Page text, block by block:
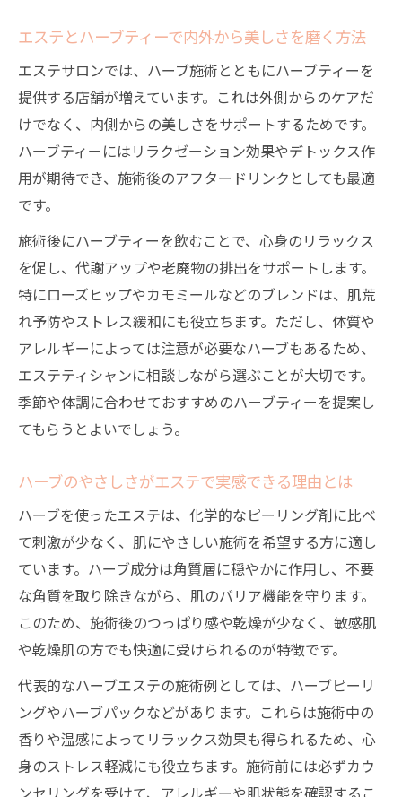
エステで学ぶハーブピーリングの正しい知
識と選び方
エステ後のアフターケアで美肌を保つ秘訣
エステ後の肌を守るハーブアフターケアの
基本
ハーブ施術後におすすめのエステアフター
エステハーブ施術後の自宅ケアで美肌を持
続するコツ
エステで勧められるハーブティーのアフタ
ーケア効果
エステ終了後の美肌維持に役立つハーブの
活用術
自宅で試すハーブエステの魅力とコツ
自宅で実践できるハーブエステの簡単な始
ツを伝授
セルフケアとしてのハーブエステ活用法を
詳しく紹介
自宅ハーブピーリングのメリットと注意点
を解説
む方法
エステとハーブティーで内外から美しさを磨く方法
エステサロンでは、ハーブ施術とともにハーブティーを
提供する店舗が増えています。これは外側からのケアだ
けでなく、内側からの美しさをサポートするためです。
ハーブティーにはリラクゼーション効果やデトックス作
用が期待でき、施術後のアフタードリンクとしても最適
です。
施術後にハーブティーを飲むことで、心身のリラックス
を促し、代謝アップや老廃物の排出をサポートします。
特にローズヒップやカモミールなどのブレンドは、肌荒
れ予防やストレス緩和にも役立ちます。ただし、体質や
アレルギーによっては注意が必要なハーブもあるため、
エステティシャンに相談しながら選ぶことが大切です。
季節や体調に合わせておすすめのハーブティーを提案し
てもらうとよいでしょう。
ハーブのやさしさがエステで実感できる理由とは
ハーブを使ったエステは、化学的なピーリング剤に比べ
て刺激が少なく、肌にやさしい施術を希望する方に適し
ています。ハーブ成分は角質層に穏やかに作用し、不要
な角質を取り除きながら、肌のバリア機能を守ります。
このため、施術後のつっぱり感や乾燥が少なく、敏感肌
や乾燥肌の方でも快適に受けられるのが特徴です。
代表的なハーブエステの施術例としては、ハーブピーリ
ングやハーブパックなどがあります。これらは施術中の
香りや温感によってリラックス効果も得られるため、心
身のストレス軽減にも役立ちます。施術前には必ずカウ
ンセリングを受けて、アレルギーや肌状態を確認するこ